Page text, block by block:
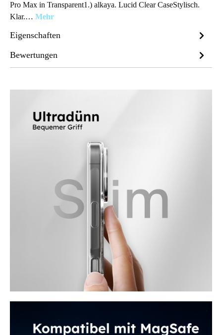
Pro Max in Transparent1.) alkaya. Lucid Clear CaseStylisch.
Klar.… Mehr
Eigenschaften
Bewertungen